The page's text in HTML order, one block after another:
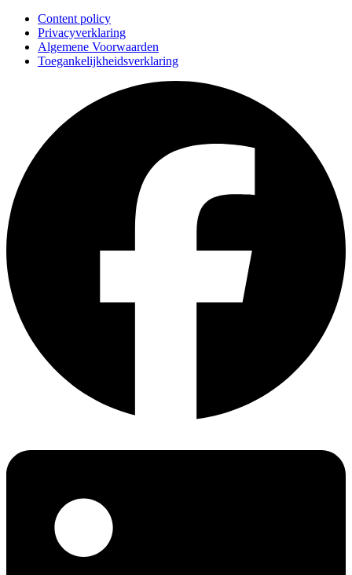
Content policy
Privacyverklaring
Algemene Voorwaarden
Toegankelijkheidsverklaring